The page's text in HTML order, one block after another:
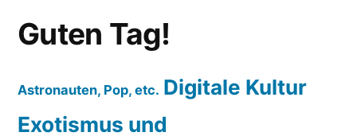
Guten Tag!
Astronauten, Pop, etc. Digitale Kultur
Exotismus und